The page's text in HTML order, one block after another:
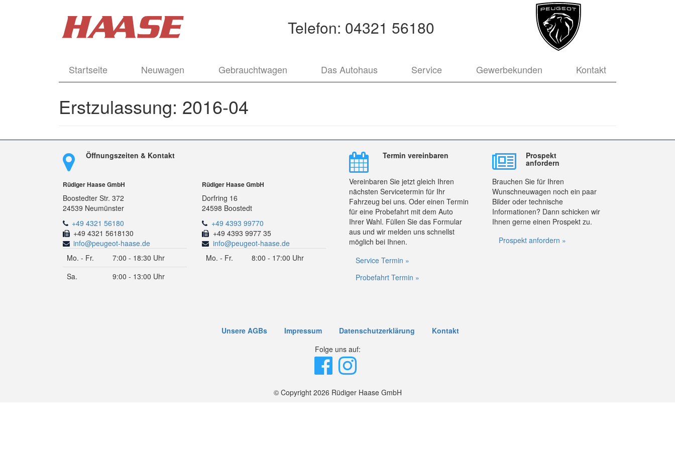
Telefon: 04321 56180
Startseite Neuwagen Gebrauchtwagen Das Autohaus Service Gewerbekunden Kontakt
Erstzulassung: 2016-04
Öffnungszeiten & Kontakt
Rüdiger Haase GmbH
Boostedter Str. 372
24539 Neumünster
+49 4321 56180
+49 4321 5618130
info@peugeot-haase.de
Mo. - Fr.
7:00 - 18:30 Uhr
Sa.
9:00 - 13:00 Uhr
Rüdiger Haase GmbH
Dorfring 16
24598 Boostedt
+49 4393 99770
+49 4393 9977 35
info@peugeot-haase.de
Mo. - Fr.
8:00 - 17:00 Uhr
Termin vereinbaren
Vereinbaren Sie jetzt gleich Ihren
nächsten Servicetermin für Ihr
Fahrzeug bei uns. Oder einen Termin
für eine Probefahrt mit dem Auto
Ihrer Wahl. Füllen Sie das Formular
aus und wir melden uns schnellst
möglich bei Ihnen.
Service Termin »
Probefahrt Termin »
Prospekt
anfordern
Brauchen Sie für Ihren
Wunschneuwagen noch ein paar
Bilder oder technische
Informationen? Dann schicken wir
Ihnen gerne einen Prospekt zu.
Prospekt anfordern »
Unsere AGBs Impressum Datenschutzerklärung
Kontakt
Folge uns auf:
© Copyright 2026 Rüdiger Haase GmbH